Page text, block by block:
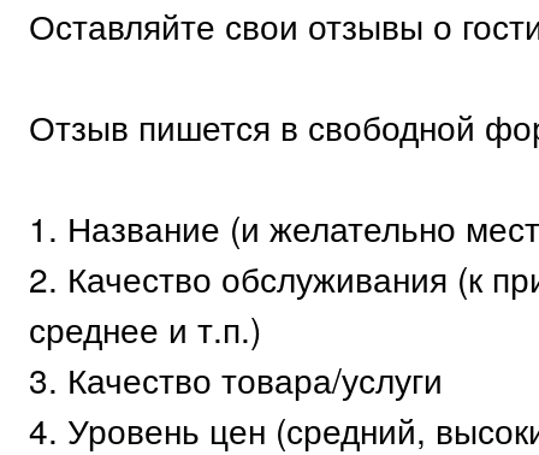
Оставляйте свои отзывы о
Отзыв пишется в свободной
1. Название (и желательно
2. Качество обслуживания (к
среднее и т.п.)
3. Качество товара/услуги
4. Уровень цен (средний,